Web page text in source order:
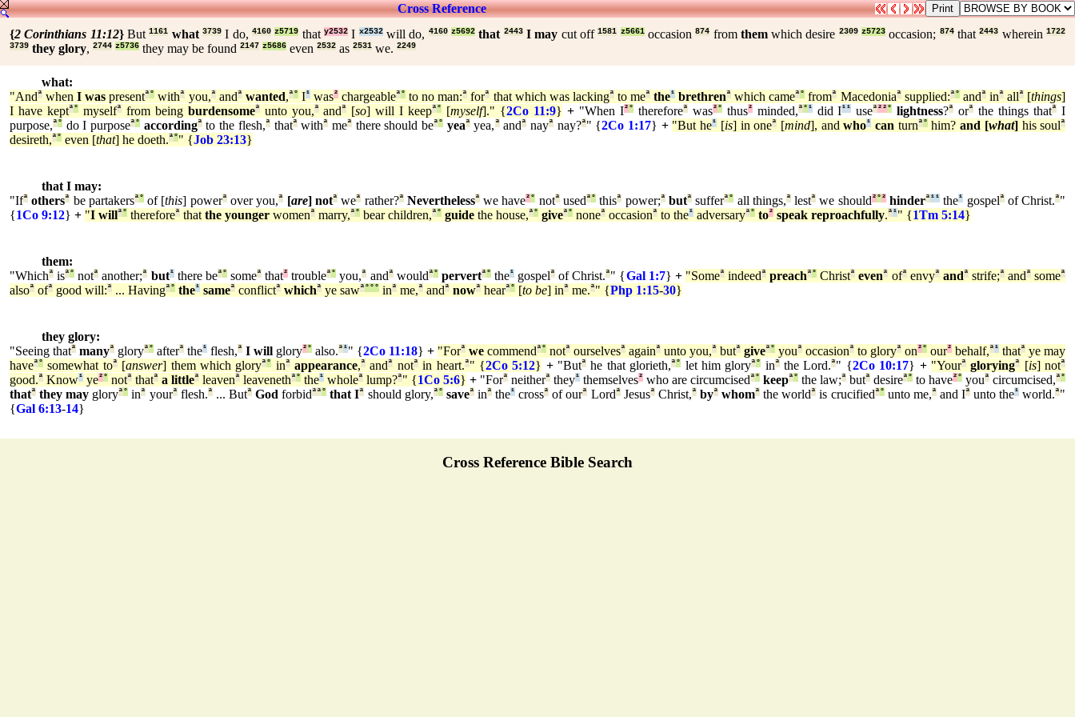
Cross Reference
{2 Corinthians 11:12}But1161 what 3739I do, 4160 z5719 that y2532I x2532will do, 4160 z5692 that 2443I may cut off1581 z5661occasion874 from themwhich desire 2309 z5723 occasion; 874that2443 wherein1722
3739 they glory, 2744 z5736 they may be found 2147 z5686 even 2532 as 2531 we. 2249
what:
"Andª whenI was presentª° withª you,ª andª wanted,ª°I¹was²chargeableª° to no man:ª forª that which was lackingª to meª the¹ brethrenª which cameª° fromª Macedoniaª supplied:ª°andª inª allª [things]
I have keptª°myselfª from being burdensomeª unto you,ª andª [so] will I keepª° [myself]." {2Co 11:9} + "When I²°thereforeªwas²°thus²minded,ª°¹did I¹¹ useª²²° lightness?ª orª the things thatª
I
purpose,ª° do I purposeª° accordingªto the flesh,ªthatªwithª meª there should beª° yeaªyea, ªandª nayªnay?ª" {2Co 1:17} + "But he¹ [is] in oneª [mind], andwho¹ can turnª°him?and [what]his soulª
desireth,ª° even [that] he doeth.ª°" {Job 23:13}
that I may:
"Ifª othersª be partakersª°of [this] powerªover you,ª [are] notªweª rather?ª Neverthelessªwe have²° notªusedª° thisª power;ª butªsufferª° all things,ªlestª we should²°² hinderª¹¹ the¹ gospelªof Christ.ª"
{1Co 9:12} + "I willª° thereforeª that the younger womenª marry,ª° bear children,ª° guide the house,ª° giveª° noneª occasionª to the¹ adversaryª° to² speak reproachfully.ª¹" {1Tm 5:14}
them:
"Whichª isª° notª another;ª but¹there beª°someªthat² troubleª° you,ª andªwouldª° pervertª°the¹gospelª of Christ.ª" {Gal 1:7} + "Someª indeedª preachª° Christª evenª ofª envyª andª strife;ª andª someª
alsoª ofª good will:ª ... Havingª° the¹ sameª conflictª whichª ye sawª°°° inª me,ª andª nowª hearª° [to be] inª me.ª" {Php 1:15-30}
they glory:
"Seeing thatª manyª gloryª° afterª the¹ flesh,ª I will glory²° also.ª¹" {2Co 11:18} + "Forª we commendª° notª ourselvesª againª unto you,ª butª giveª° youª occasionª to gloryª on²° our² behalf,ª¹ thatª ye may
haveª° somewhat toª [answer] them which gloryª° inª appearance,ª andª notª in heart.ª" {2Co 5:12} + "Butª he that glorieth,ª° let him gloryª° inªthe Lord.ª" {2Co 10:17} + "Yourª gloryingª [is] notª
good.ª Know¹ ye²° notª thatª a littleª leavenª leavenethª° the¹ wholeª lump?ª" {1Co 5:6} + "Forª neitherª they¹ themselves² who are circumcisedª° keepª° the law;ª butª desireª° to have²° youª circumcised,ª°
thatª they may gloryª° inª yourªflesh.ª... Butª God forbidªª° that Iª should glory,ª° saveªinªthe¹ crossª of ourª LordªJesusªChrist,ª byªwhomª the worldª is crucifiedª°unto me,ªand Iª unto the¹ world.ª"
{Gal 6:13-14}
Cross Reference Bible Search